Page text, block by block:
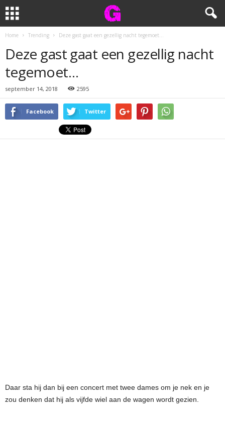
Home Trending Deze gast gaat een gezellig nacht tegemoet…
Deze gast gaat een gezellig nacht
tegemoet…
september 14, 2018 2595
Facebook Twitter
Daar sta hij dan bij een concert met twee dames om je nek en je
zou denken dat hij als vijfde wiel aan de wagen wordt gezien.